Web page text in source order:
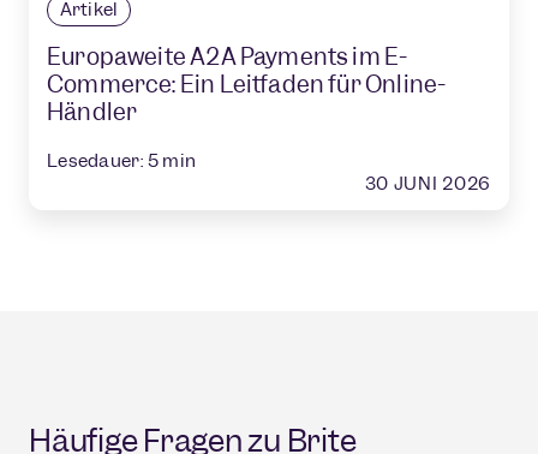
Artikel
Europaweite A2A Payments im E-
Commerce: Ein Leitfaden für Online-
Händler
Lesedauer: 5 min
30 JUNI 2026
Häufige Fragen zu Brite